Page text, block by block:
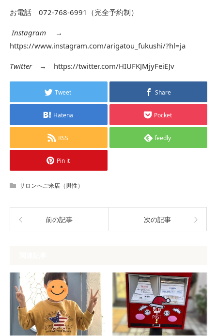
お電話 072-768-6991（完全予約制）
Instagram →
https://www.instagram.com/arigatou_fukushi/?hl=ja
Twitter→ https://twitter.com/HIUFKJMjyFeiEJv
Tweet Share
Hatena Pocket
RSS feedly
Pin it
サロンへご来店（男性）
前の記事 次の記事